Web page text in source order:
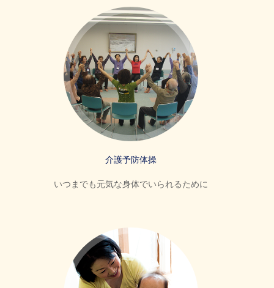
介護予防体操
いつまでも元気な身体でいられるために